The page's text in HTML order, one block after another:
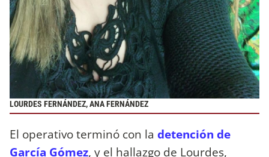
LOURDES FERNÁNDEZ, ANA FERNÁNDEZ
El operativo terminó con la detención de
García Gómez, y el hallazgo de Lourdes,